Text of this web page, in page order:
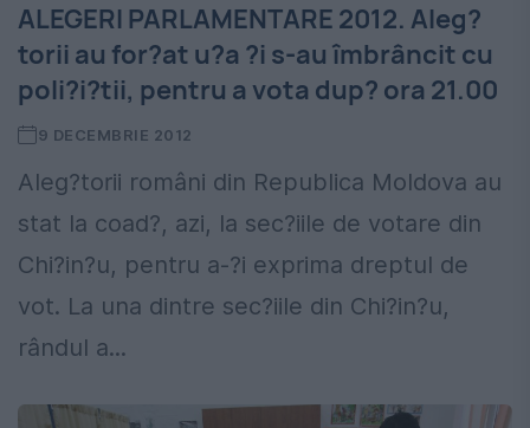
ALEGERI PARLAMENTARE 2012. Aleg?
torii au for?at u?a ?i s-au îmbrâncit cu
poli?i?tii, pentru a vota dup? ora 21.00
9 DECEMBRIE 2012
Aleg?torii români din Republica Moldova au
stat la coad?, azi, la sec?iile de votare din
Chi?in?u, pentru a-?i exprima dreptul de
vot. La una dintre sec?iile din Chi?in?u,
rândul a...